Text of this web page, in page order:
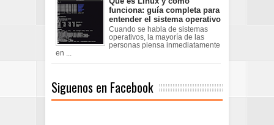
funciona: guía completa para
entender el sistema operativo
Cuando se habla de sistemas
operativos, la mayoría de las
personas piensa inmediatamente
en ...
Siguenos en Facebook